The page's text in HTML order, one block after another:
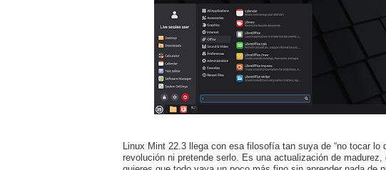
Linux Mint 22.3 llega con esa filosofía tan suya de “no tocar lo
revolución ni pretende serlo. Es una actualización de